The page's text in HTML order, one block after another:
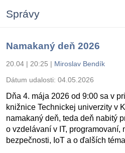
Správy
Namakaný deň 2026
20.04 | 20:25 | Miroslav Bendík
Dátum udalosti: 04.05.2026
Dňa 4. mája 2026 od 9:00 sa v
knižnice Technickej univerzity v
namakaný deň, teda deň nabitý
o vzdelávaní v IT, programovaní,
bezpečnosti, IoT a o ďalších